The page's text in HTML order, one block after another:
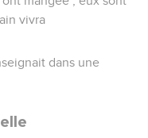
vivra
dans une